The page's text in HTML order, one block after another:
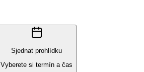
Sjednat prohlídku
Vyberete si termín a čas